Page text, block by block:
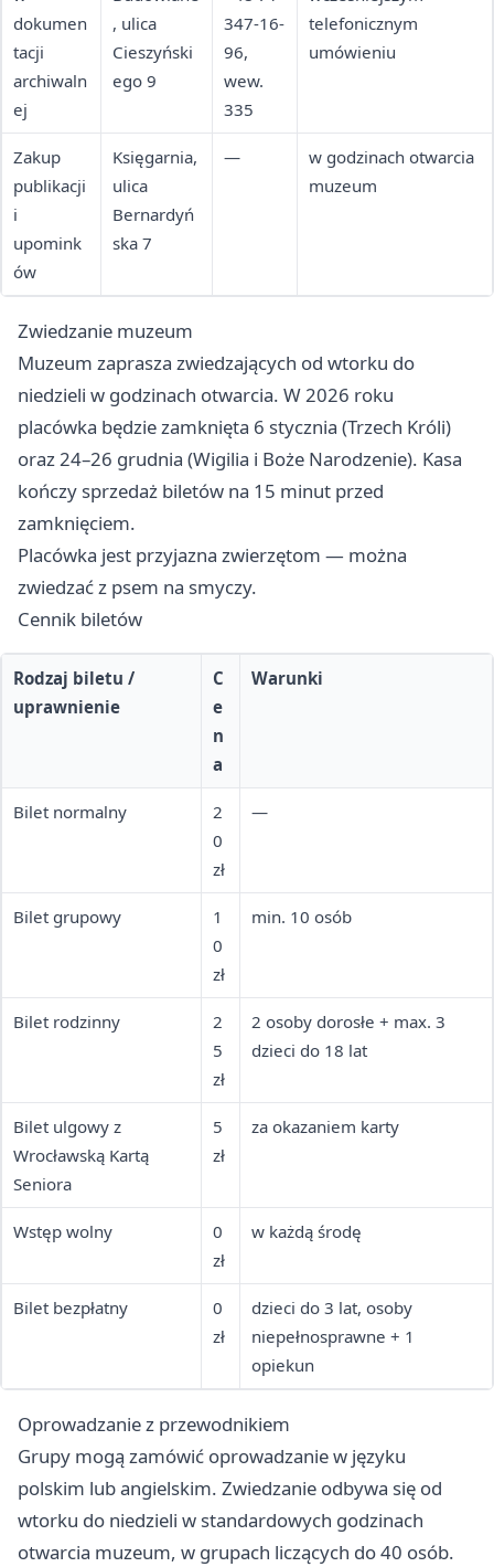
dokumen
tacji
archiwaln
ej
, ulica
Cieszyński
ego 9
347-16-
96,
wew.
335
telefonicznym
umówieniu
Zakup
publikacji
i
upomink
ów
Księgarnia,
ulica
Bernardyń
ska 7
—
w godzinach otwarcia
muzeum
Zwiedzanie muzeum
Muzeum zaprasza zwiedzających od wtorku do
niedzieli w godzinach otwarcia. W 2026 roku
placówka będzie zamknięta 6 stycznia (Trzech Króli)
oraz 24–26 grudnia (Wigilia i Boże Narodzenie). Kasa
kończy sprzedaż biletów na 15 minut przed
zamknięciem.
Placówka jest przyjazna zwierzętom — można
zwiedzać z psem na smyczy.
Cennik biletów
Rodzaj biletu /
uprawnienie
C
e
n
a
Warunki
Bilet normalny
2
0
zł
—
Bilet grupowy
1
0
zł
min. 10 osób
Bilet rodzinny
2
5
zł
2 osoby dorosłe + max. 3
dzieci do 18 lat
Bilet ulgowy z
Wrocławską Kartą
Seniora
5
zł
za okazaniem karty
Wstęp wolny
0
zł
w każdą środę
Bilet bezpłatny
0
zł
dzieci do 3 lat, osoby
niepełnosprawne + 1
opiekun
Oprowadzanie z przewodnikiem
Grupy mogą zamówić oprowadzanie w języku
polskim lub angielskim. Zwiedzanie odbywa się od
wtorku do niedzieli w standardowych godzinach
otwarcia muzeum, w grupach liczących do 40 osób.